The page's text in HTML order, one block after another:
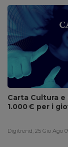
Carta Cultura
1.000 € per i
Digitrend, 25 Gio Ago